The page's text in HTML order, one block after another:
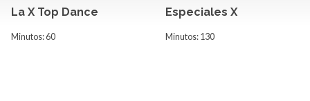
La X Top Dance
Minutos: 60
Especiales X
Minutos: 130